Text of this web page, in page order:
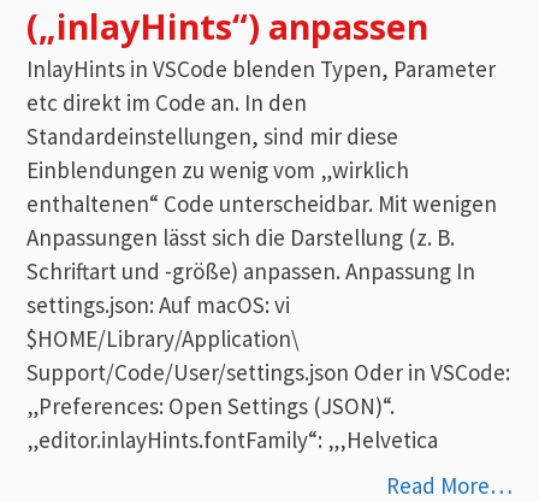
(„inlayHints“) anpassen
InlayHints in VSCode blenden Typen, Parameter
etc direkt im Code an. In den
Standardeinstellungen, sind mir diese
Einblendungen zu wenig vom „wirklich
enthaltenen“ Code unterscheidbar. Mit wenigen
Anpassungen lässt sich die Darstellung (z. B.
Schriftart und -größe) anpassen. Anpassung In
settings.json: Auf macOS: vi
$HOME/Library/Application\
Support/Code/User/settings.json Oder in VSCode:
„Preferences: Open Settings (JSON)“.
„editor.inlayHints.fontFamily“: „‚Helvetica
Read More…